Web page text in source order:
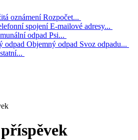
oznámení Rozpočet...
spojení E-mailové adresy...
odpad Psi...
odpad Objemný odpad Svoz odpadu...